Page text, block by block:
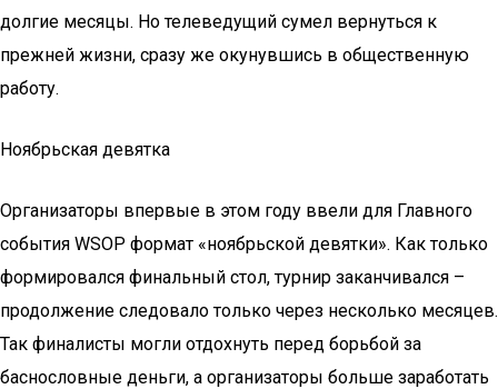
долгие месяцы. Но телеведущий сумел вернуться к
прежней жизни, сразу же окунувшись в общественную
работу.
Ноябрьская девятка
Организаторы впервые в этом году ввели для Главного
события WSOP формат «ноябрьской девятки». Как только
формировался финальный стол, турнир заканчивался –
продолжение следовало только через несколько месяцев.
Так финалисты могли отдохнуть перед борьбой за
баснословные деньги, а организаторы больше заработать